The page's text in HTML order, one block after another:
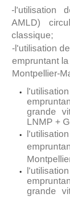
-l'utilisation
AMLD)
classique;
-l'utilisation
empruntant
Montpellier-
grande
LNMP +
grande